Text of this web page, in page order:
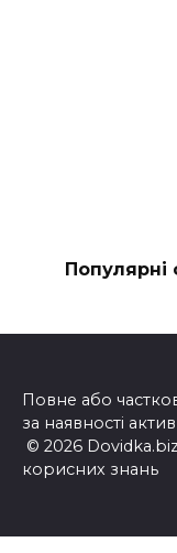
Популярні
Повне або
за наявності
© 2026
корисних знань